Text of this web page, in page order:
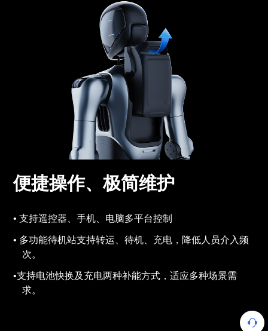
便捷操作、极简维护
支持遥控器、手机、电脑多平台控制
多功能待机站支持转运、待机、充电，降低人员介入频
次。
支持电池快换及充电两种补能方式，适应多种场景需
求。